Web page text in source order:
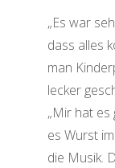
„Es war
dass alles
man
lecker
„Mir hat es
es Wurst
die Musik.